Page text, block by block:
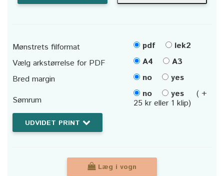
Mønstrets filformat pdf
lek2
Vælg arkstørrelse for PDF
A4
A3
Bred margin
no
yes
Sømrum
no yes
( +
25 kr eller 1 klip)
UDVIDET PRINT
Læg i vogn